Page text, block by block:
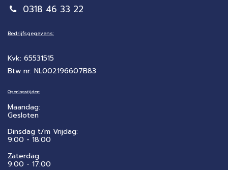
0318 46 33 22
Bedrijfsgegevens:
Kvk: 65531515
Btw nr: NL002196607B83
Openingstijden:
Maandag:
Gesloten
Dinsdag t/m Vrijdag:
9:00 - 18:00
Zaterdag:
​9:00 - 17:00